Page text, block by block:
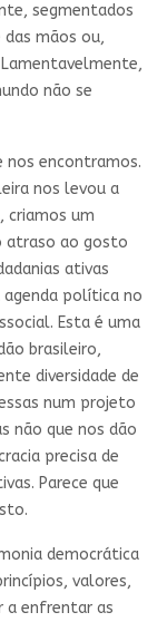
segmentados
mãos ou,
não se
nos encontramos.
nos levou a
criamos um
atraso ao gosto
ativas
política no
Esta é uma
brasileiro,
diversidade de
num projeto
não que nos dão
precisa de
Parece que
democrática
valores,
a enfrentar as